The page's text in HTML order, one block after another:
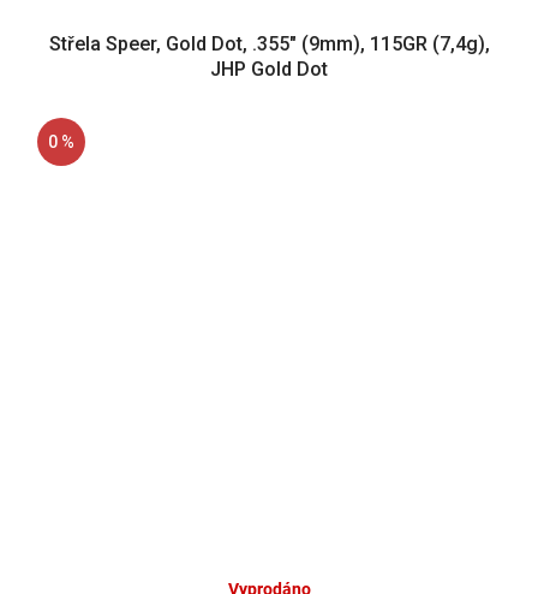
0 %
Střela Speer, Gold Dot, .355" (9mm), 115GR (7,4g),
JHP Gold Dot
Vyprodáno